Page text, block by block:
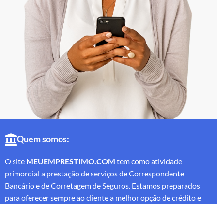
Quem somos:
O site MEUEMPRESTIMO.COM tem como atividade
primordial a prestação de serviços de Correspondente
Bancário e de Corretagem de Seguros. Estamos preparados
para oferecer sempre ao cliente a melhor opção de crédito e